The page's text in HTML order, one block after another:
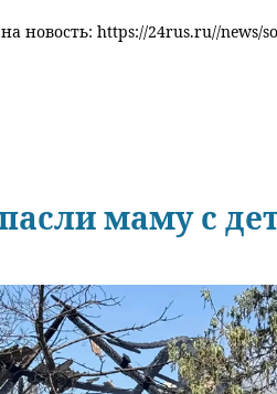
новость: https://24rus.ru//news/
маму с